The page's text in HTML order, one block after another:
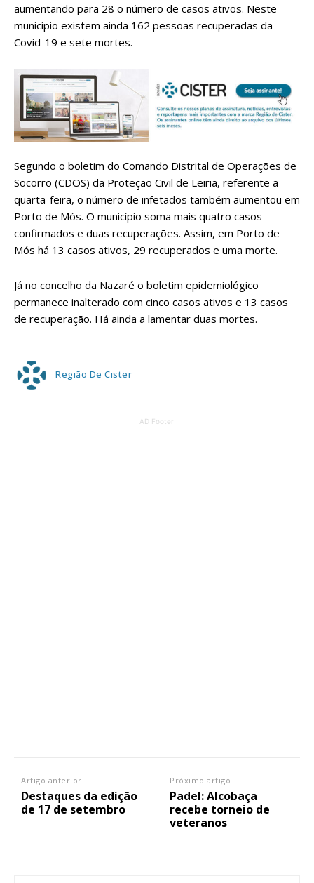
aumentando para 28 o número de casos ativos. Neste
município existem ainda 162 pessoas recuperadas da
Covid-19 e sete mortes.
Segundo o boletim do Comando Distrital de Operações de
Socorro (CDOS) da Proteção Civil de Leiria, referente a
quarta-feira, o número de infetados também aumentou em
Porto de Mós. O município soma mais quatro casos
confirmados e duas recuperações. Assim, em Porto de
Mós há 13 casos ativos, 29 recuperados e uma morte.
Já no concelho da Nazaré o boletim epidemiológico
permanece inalterado com cinco casos ativos e 13 casos
de recuperação. Há ainda a lamentar duas mortes.
Região De Cister
AD Footer
Artigo anterior
Destaques da edição
de 17 de setembro
Próximo artigo
Padel: Alcobaça
recebe torneio de
veteranos